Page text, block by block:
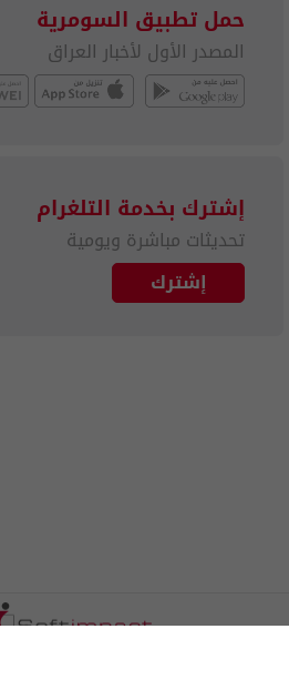
حمل تطبيق السومرية
المصدر الأول لأخبار العراق
إشترك بخدمة التلغرام
تحديثات مباشرة ويومية
إشترك